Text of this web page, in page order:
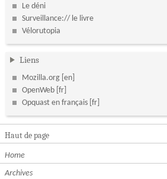
Le déni
Surveillance:// le livre
Vélorutopia
Liens
Mozilla.org
OpenWeb
Opquast en français
Haut de page
Home
Archives